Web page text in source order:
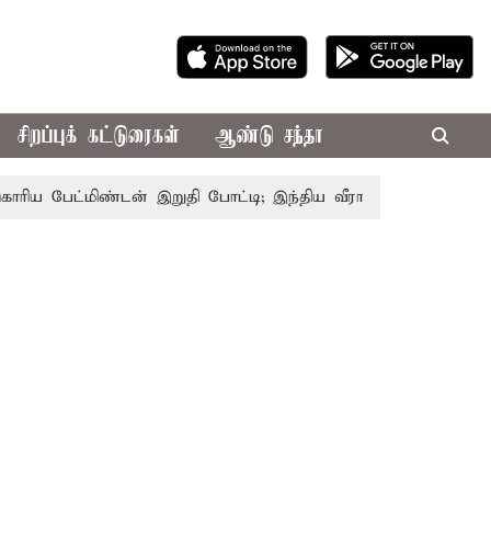
சிறப்புக் கட்டுரைகள் ஆண்டு சந்தா
பேட்மிண்டன் இறுதி போட்டி; இந்திய வீராங்கனை சாம்பியன்